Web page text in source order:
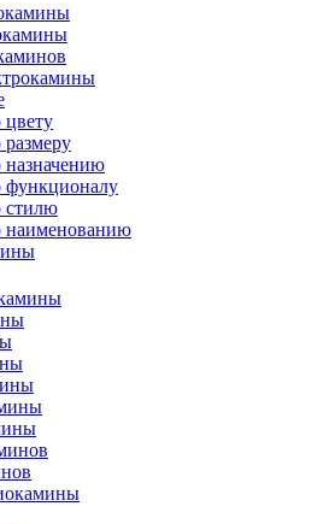
стилю
наименованию